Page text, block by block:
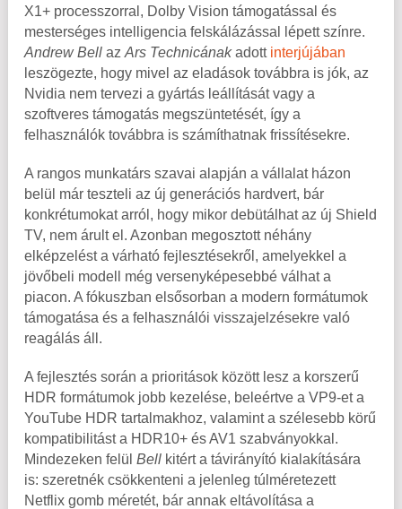
X1+ processzorral, Dolby Vision támogatással és
mesterséges intelligencia felskálázással lépett színre.
Andrew Bell az Ars Technicánakadott interjújában
leszögezte, hogy mivel az eladások továbbra is jók, az
Nvidia nem tervezi a gyártás leállítását vagy a
szoftveres támogatás megszüntetését, így a
felhasználók továbbra is számíthatnak frissítésekre.
A rangos munkatárs szavai alapján a vállalat házon
belül már teszteli az új generációs hardvert, bár
konkrétumokat arról, hogy mikor debütálhat az új Shield
TV, nem árult el. Azonban megosztott néhány
elképzelést a várható fejlesztésekről, amelyekkel a
jövőbeli modell még versenyképesebbé válhat a
piacon. A fókuszban elsősorban a modern formátumok
támogatása és a felhasználói visszajelzésekre való
reagálás áll.
A fejlesztés során a prioritások között lesz a korszerű
HDR formátumok jobb kezelése, beleértve a VP9-et a
YouTube HDR tartalmakhoz, valamint a szélesebb körű
kompatibilitást a HDR10+ és AV1 szabványokkal.
Mindezeken felül Bell kitért a távirányító kialakítására
is: szeretnék csökkenteni a jelenleg túlméretezett
Netflix gomb méretét, bár annak eltávolítása a